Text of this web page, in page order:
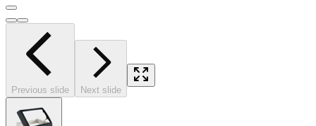
Previous slide Next slide